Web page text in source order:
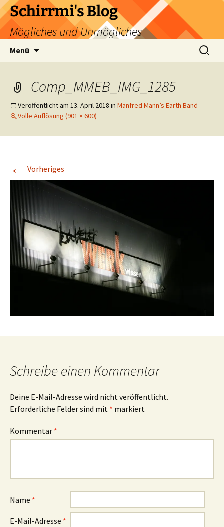
Zum
Inhalt
springen
Schirrmi's Blog
Mögliches und Unmögliches
Menü
Suchen
nach:
Comp_MMEB_IMG_1285
Veröffentlicht am 13. April 2018 in Manfred Mann’s Earth Band
Volle Auflösung (901 × 600)
← Vorheriges
Schreibe einen Kommentar
Deine E-Mail-Adresse wird nicht veröffentlicht.
Erforderliche Felder sind mit * markiert
Kommentar *
Name *
E-Mail-Adresse *